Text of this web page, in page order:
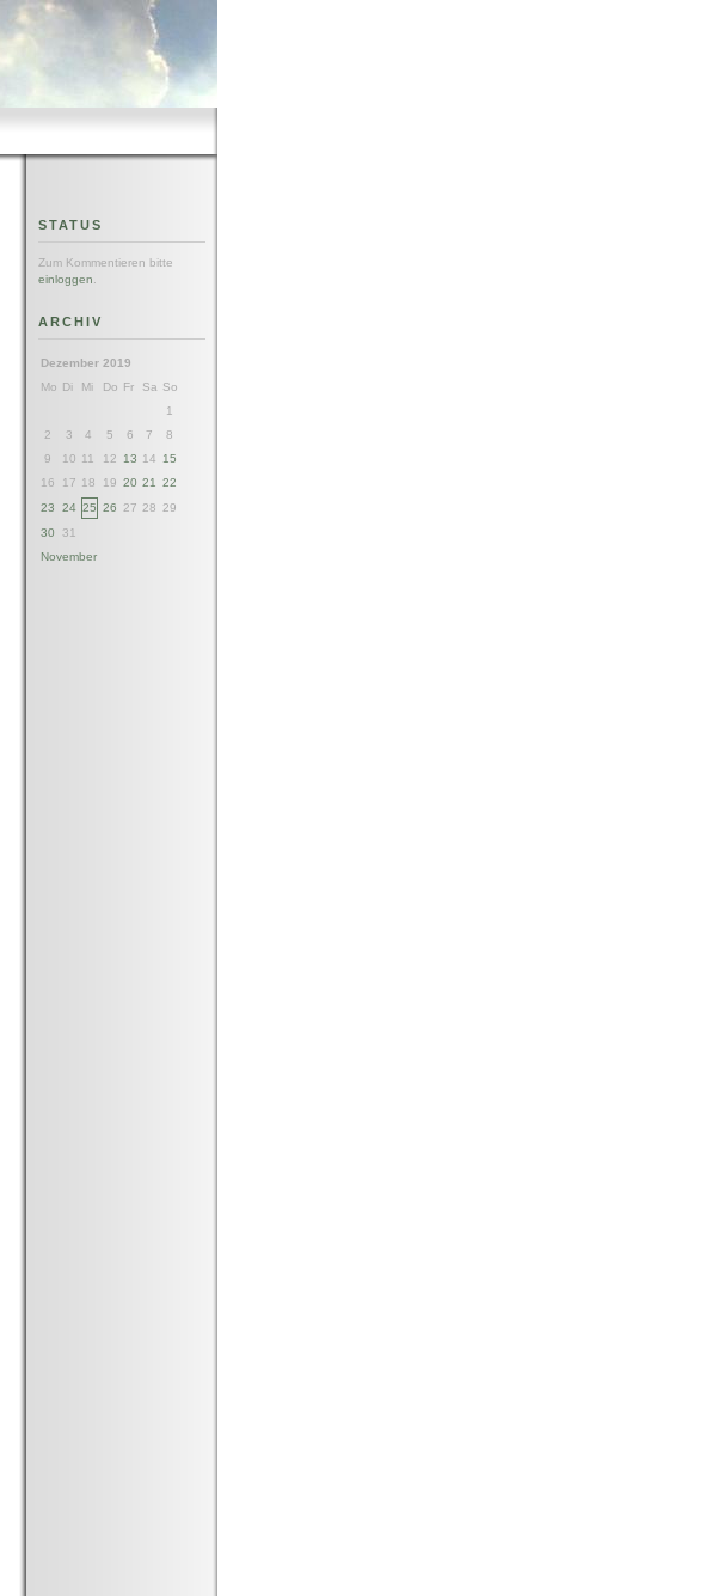
STATUS
Zum Kommentieren bitte
einloggen
ARCHIV
Dezember 2019
Mo Di Mi Do Fr Sa So
1
2
3 4 5 6 7
8
9
10 11 12 13 14
15
16
17 18 19 20 21
22
23
24 25 26 27 28
29
30
31
November